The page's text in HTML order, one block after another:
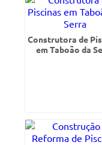
Construtora de
em Taboão da